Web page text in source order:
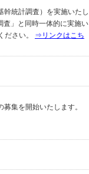
統計調査）を実施いたし
査」と同時一体的に実施い
ださい。 ⇒リンクはこち
集を開始いたします。